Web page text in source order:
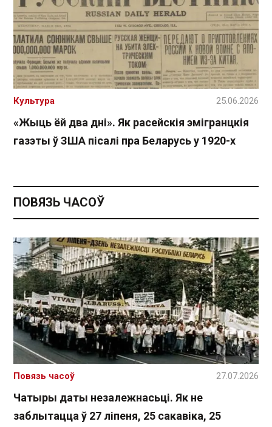
«Жыць ёй два дні». Як расейскія эмігранцкія
газэты ў ЗША пісалі пра Беларусь у 1920-х
Культура 25.06.2026
ПОВЯЗЬ ЧАСОЎ
Чатыры даты незалежнасьці. Як не
заблытацца ў 27 ліпеня, 25 сакавіка, 25
Повязь часоў 27.07.2026